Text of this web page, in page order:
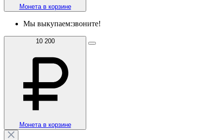
Монета в корзине
Мы выкупаем:звоните!
10 200
Монета в корзине